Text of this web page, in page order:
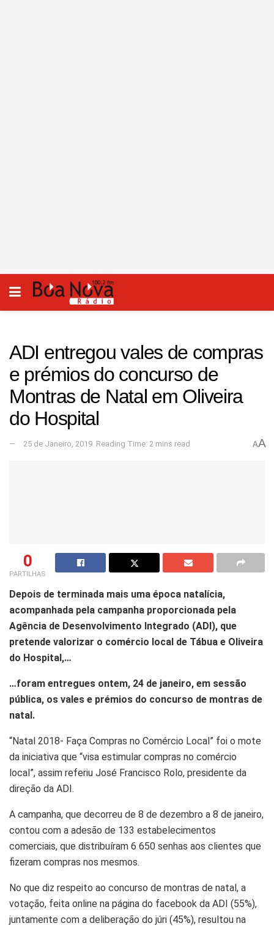
ADI entregou vales de compras
e prémios do concurso de
Montras de Natal em Oliveira
do Hospital
25 de Janeiro, 2019 Reading Time: 2 mins read AA
0
PARTILHAS
Depois de terminada mais uma época natalícia,
acompanhada pela campanha proporcionada pela
Agência de Desenvolvimento Integrado (ADI), que
pretende valorizar o comércio local de Tábua e Oliveira
do Hospital,…
…foram entregues ontem, 24 de janeiro, em sessão
pública, os vales e prémios do concurso de montras de
natal.
“Natal 2018- Faça Compras no Comércio Local” foi o mote
da iniciativa que “visa estimular compras no comércio
local”, assim referiu José Francisco Rolo, presidente da
direção da ADI.
A campanha, que decorreu de 8 de dezembro a 8 de janeiro,
contou com a adesão de 133 estabelecimentos
comerciais, que distribuíram 6 650 senhas aos clientes que
fizeram compras nos mesmos.
No que diz respeito ao concurso de montras de natal, a
votação, feita online na página do facebook da ADI (55%),
juntamente com a deliberação do júri (45%), resultou na